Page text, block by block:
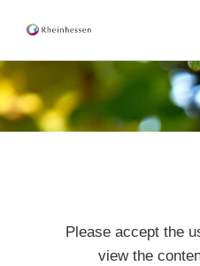
wine
Please accept the
view the